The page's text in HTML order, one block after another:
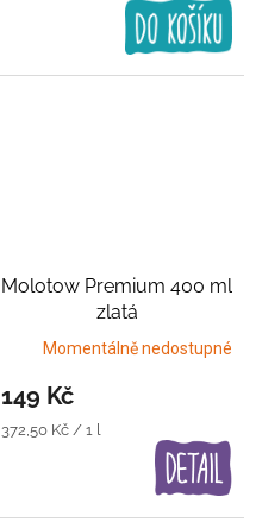
Molotow Premium 400 ml
zlatá
Momentálně nedostupné
149 Kč
Měrná
372,50 Kč / 1 l